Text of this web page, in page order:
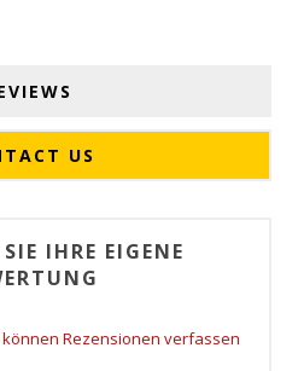
US
IHRE EIGENE
Rezensionen verfassen